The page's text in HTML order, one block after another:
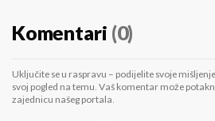
Komentari (0)
Uključite se u raspravu – podijelite svoje
svoj pogled na temu. Vaš komentar može
zajednicu našeg portala.